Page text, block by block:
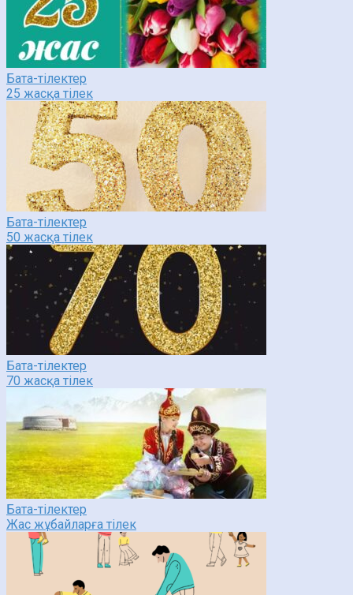
Бата-тілектер
25 жасқа тілек
Бата-тілектер
50 жасқа тілек
Бата-тілектер
70 жасқа тілек
Бата-тілектер
Жас жұбайларға тілек